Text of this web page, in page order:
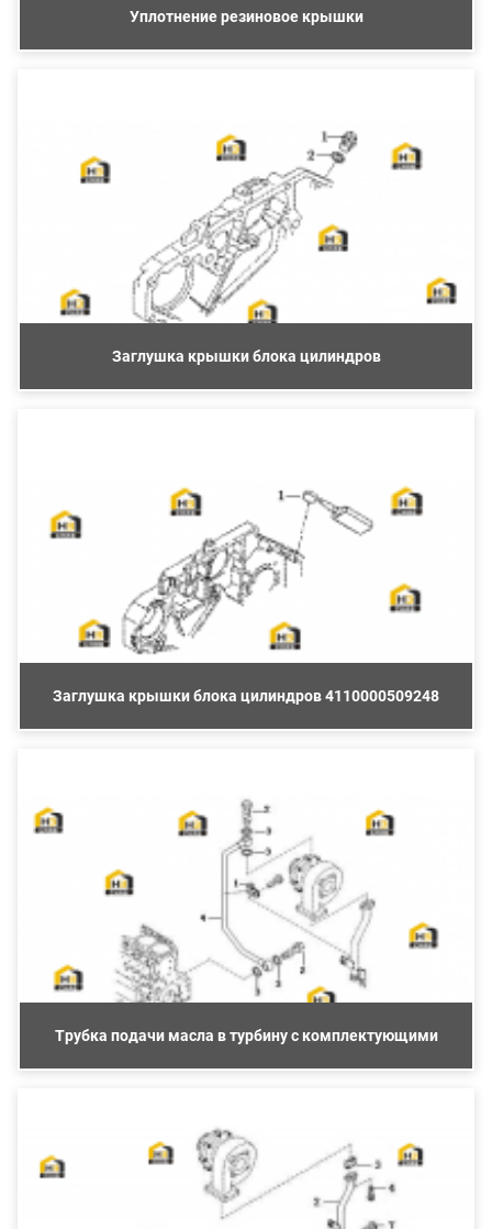
Уплотнение резиновое крышки
Заглушка крышки блока цилиндров
Заглушка крышки блока цилиндров 4110000509248
Трубка подачи масла в турбину с комплектующими